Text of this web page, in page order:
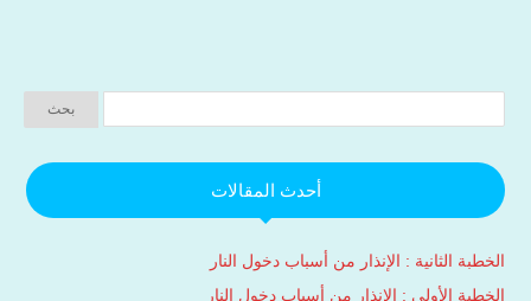
أحدث المقالات
الخطبة الثانية : الإنذار من أسباب دخول النار
الخطبة الأولى : الإنذار من أسباب دخول النار